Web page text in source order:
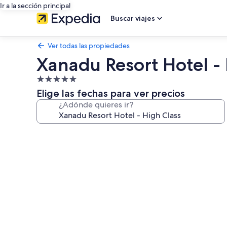
Ir a la sección principal
Buscar viajes
Ver todas las propiedades
Xanadu Resort Hotel -
Propiedad
de
5.0
estrellas
Elige las fechas para ver precios
¿Adónde quieres ir?